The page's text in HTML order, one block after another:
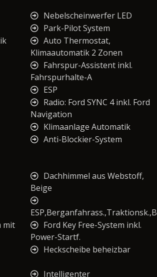
Nebelscheinwerfer LED
Park-Pilot System
Auto Thermostat,
Klimaautomatik 2 Zonen
Fahrspur-Assistent inkl.
Fahrspurhalte-A
ESP
Radio: Ford SYNC 4 inkl. Ford
Navigation
Klimaanlage Automatik
Anti-Blockier-System
Dachhimmel aus Webstoff,
Beige
mit
Ford Key Free-System inkl.
Power-Startf.
Heckscheibe beheizbar
Intelligenter